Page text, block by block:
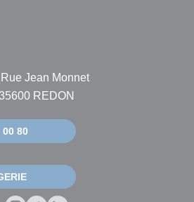
Jean Monnet
REDON
00 80